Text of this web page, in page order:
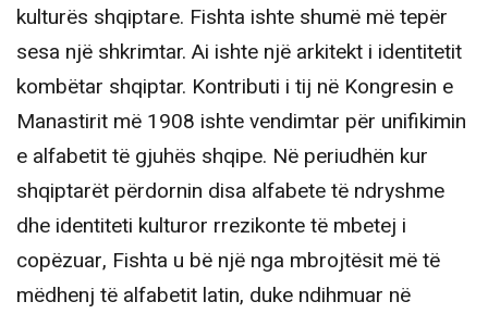
kulturës shqiptare. Fishta ishte shumë më tepër
sesa një shkrimtar. Ai ishte një arkitekt i identitetit
kombëtar shqiptar. Kontributi i tij në Kongresin e
Manastirit më 1908 ishte vendimtar për unifikimin
e alfabetit të gjuhës shqipe. Në periudhën kur
shqiptarët përdornin disa alfabete të ndryshme
dhe identiteti kulturor rrezikonte të mbetej i
copëzuar, Fishta u bë një nga mbrojtësit më të
mëdhenj të alfabetit latin, duke ndihmuar në